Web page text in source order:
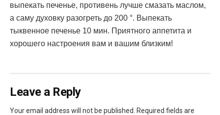
выпекать печенье, противень лучше смазать маслом,
а саму духовку разогреть до 200 °. Выпекать
тыквенное печенье 10 мин. Приятного аппетита и
хорошего настроения вам и вашим близким!
Leave a Reply
Your email address will not be published.
Required fields are